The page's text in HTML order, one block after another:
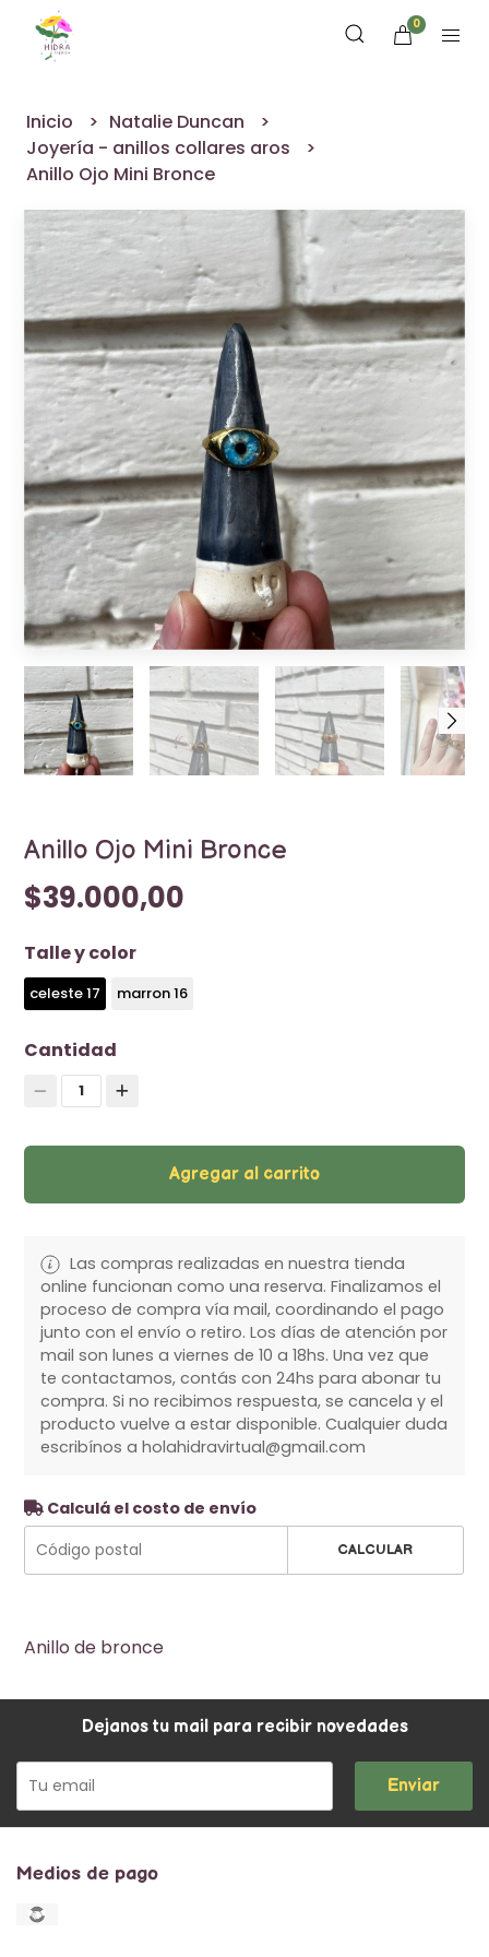
0
Inicio
Natalie Duncan
Joyería - anillos collares aros
Anillo Ojo Mini Bronce
Anillo Ojo Mini Bronce
$39.000,00
Talle y color
celeste 17 marron 16
Cantidad
1
Agregar al carrito
Las compras realizadas en nuestra tienda
online funcionan como una reserva. Finalizamos el
proceso de compra vía mail, coordinando el pago
junto con el envío o retiro. Los días de atención por
mail son lunes a viernes de 10 a 18hs. Una vez que
te contactamos, contás con 24hs para abonar tu
compra. Si no recibimos respuesta, se cancela y el
producto vuelve a estar disponible. Cualquier duda
escribínos a holahidravirtual@gmail.com
Calculá el costo de envío
CALCULAR
Anillo de bronce
Dejanos tu mail para recibir novedades
Enviar
Medios de pago